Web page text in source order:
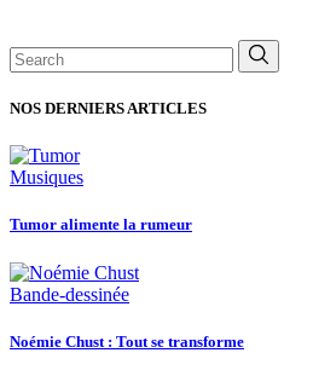
Search
for:
NOS DERNIERS ARTICLES
Musiques
Tumor alimente la rumeur
Bande-dessinée
Noémie Chust : Tout se transforme